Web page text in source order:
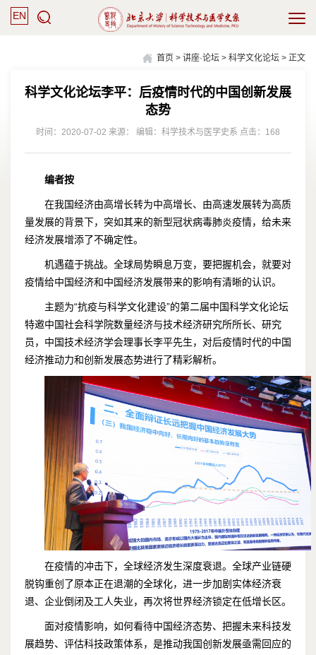
EN
首页 > 讲座·论坛 > 科学文化论坛 > 正文
科学文化论坛李平：后疫情时代的中国创新发展
态势
时间：2020-07-02 来源： 编辑：科学技术与医学史系 点击： 168
编者按
在我国经济由高增长转为中高增长、由高速发展转为高质
量发展的背景下，突如其来的新型冠状病毒肺炎疫情，给未来
经济发展增添了不确定性。
机遇蕴于挑战。全球局势瞬息万变，要把握机会，就要对
疫情给中国经济和中国经济发展带来的影响有清晰的认识。
主题为“抗疫与科学文化建设”的第二届中国科学文化论坛
特邀中国社会科学院数量经济与技术经济研究所所长、研究
员，中国技术经济学会理事长李平先生，对后疫情时代的中国
经济推动力和创新发展态势进行了精彩解析。
在疫情的冲击下，全球经济发生深度衰退。全球产业链硬
脱钩重创了原本正在退潮的全球化，进一步加剧实体经济衰
退、企业倒闭及工人失业，再次将世界经济锁定在低增长区。
面对疫情影响，如何看待中国经济态势、把握未来科技发
展趋势、评估科技政策体系，是推动我国创新发展亟需回应的